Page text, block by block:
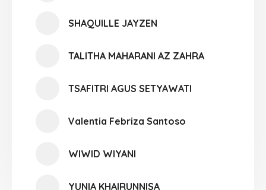
SHAQUILLE JAYZEN
TALITHA MAHARANI AZ ZAHRA
TSAFITRI AGUS SETYAWATI
Valentia Febriza Santoso
WIWID WIYANI
YUNIA KHAIRUNNISA